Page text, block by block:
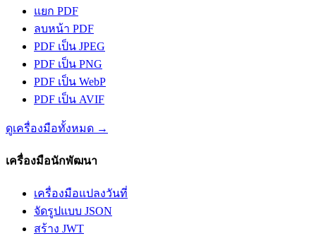
แยก PDF
ลบหน้า PDF
PDF เป็น JPEG
PDF เป็น PNG
PDF เป็น WebP
PDF เป็น AVIF
ดูเครื่องมือทั้งหมด →
เครื่องมือนักพัฒนา
เครื่องมือแปลงวันที่
จัดรูปแบบ JSON
สร้าง JWT